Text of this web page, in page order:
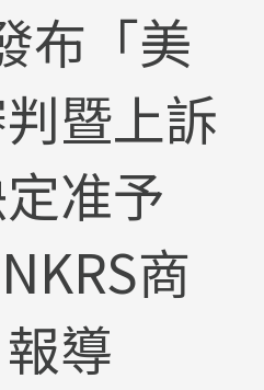
布「美
暨上訴
准予
商
導